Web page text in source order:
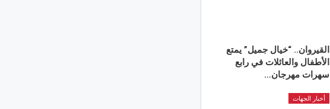
القيروان.. “خيال جميل” يمتع
الأطفال والعائلات في رابع
سهرات مهرجان…
أخبار الجهات